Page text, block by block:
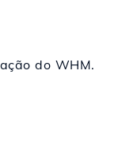
do WHM.